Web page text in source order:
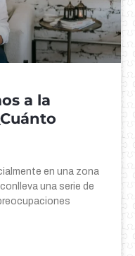
a la
en una zona
una serie de